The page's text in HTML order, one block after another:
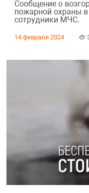
Сообщение о
пожарной охраны
сотрудники МЧС.
14 февраля 2024